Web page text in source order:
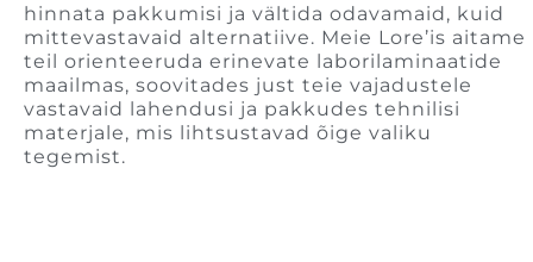
hinnata pakkumisi ja vältida odavamaid, kuid
mittevastavaid alternatiive. Meie Lore’is aitame
teil orienteeruda erinevate laborilaminaatide
maailmas, soovitades just teie vajadustele
vastavaid lahendusi ja pakkudes tehnilisi
materjale, mis lihtsustavad õige valiku
tegemist.